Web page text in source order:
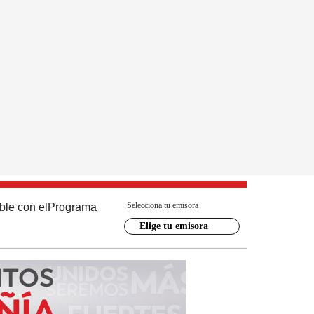
con el Programa Selecciona tu emisora
Elige tu emisora